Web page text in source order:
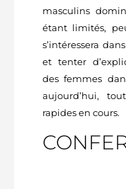
masculins
étant limités,
s’intéressera
et tenter
des femmes
aujourd’hui,
rapides en cours.